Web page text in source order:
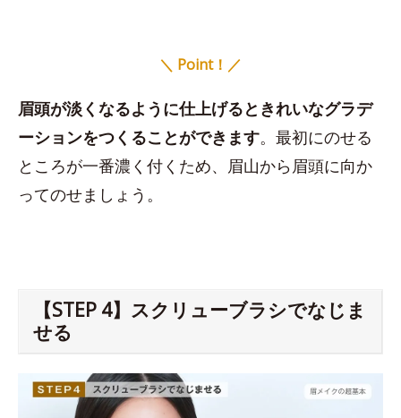
＼ Point！／
眉頭が淡くなるように仕上げるときれいなグラデ
ーションをつくることができます。最初にのせる
ところが一番濃く付くため、眉山から眉頭に向か
ってのせましょう。
【STEP 4】スクリューブラシでなじま
せる